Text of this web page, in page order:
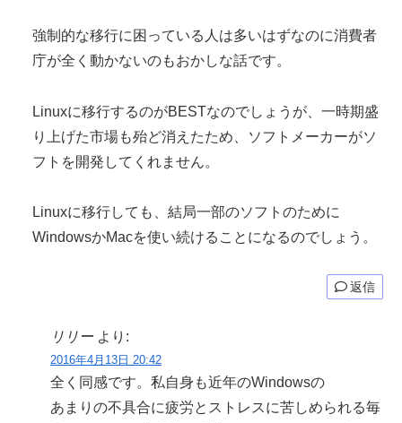
強制的な移行に困っている人は多いはずなのに消費者
庁が全く動かないのもおかしな話です。
Linuxに移行するのがBESTなのでしょうが、一時期盛
り上げた市場も殆ど消えたため、ソフトメーカーがソ
フトを開発してくれません。
Linuxに移行しても、結局一部のソフトのために
WindowsかMacを使い続けることになるのでしょう。
返信
リリー より:
2016年4月13日 20:42
全く同感です。私自身も近年のWindowsの
あまりの不具合に疲労とストレスに苦しめられる毎